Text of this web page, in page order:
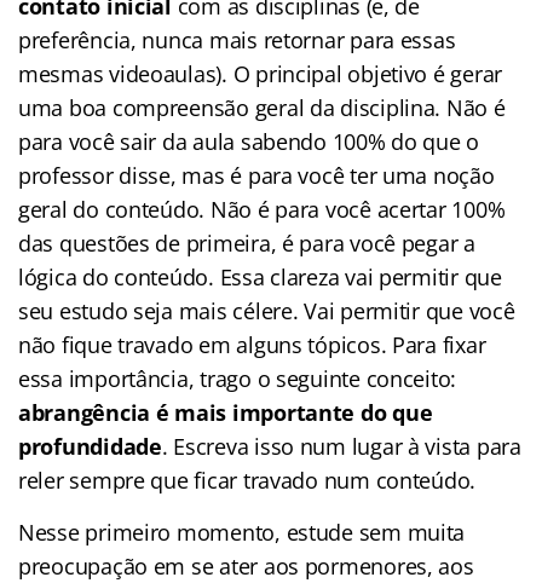
contato inicial com as disciplinas (e, de
preferência, nunca mais retornar para essas
mesmas videoaulas). O principal objetivo é gerar
uma boa compreensão geral da disciplina. Não é
para você sair da aula sabendo 100% do que o
professor disse, mas é para você ter uma noção
geral do conteúdo. Não é para você acertar 100%
das questões de primeira, é para você pegar a
lógica do conteúdo. Essa clareza vai permitir que
seu estudo seja mais célere. Vai permitir que você
não fique travado em alguns tópicos. Para fixar
essa importância, trago o seguinte conceito:
abrangência é mais importante do que
profundidade. Escreva isso num lugar à vista para
reler sempre que ficar travado num conteúdo.
Nesse primeiro momento, estude sem muita
preocupação em se ater aos pormenores, aos